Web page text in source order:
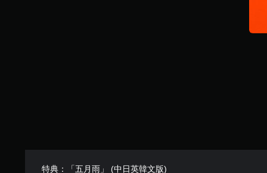
特典：「五月雨」 (中日英韓文版)